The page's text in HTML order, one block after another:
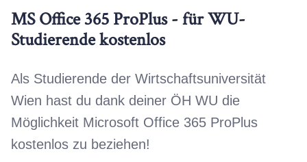
MS Office 365 ProPlus - für WU-
Studierende kostenlos
Als Studierende der Wirtschaftsuniversität
Wien hast du dank deiner ÖH WU die
Möglichkeit Microsoft Office 365 ProPlus
kostenlos zu beziehen!